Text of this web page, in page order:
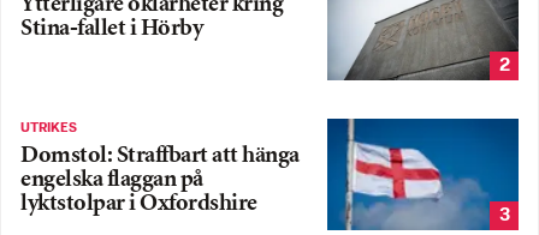
Ytterligare oklarheter kring
Stina-fallet i Hörby
2
UTRIKES
Domstol: Straffbart att hänga
engelska flaggan på
lyktstolpar i Oxfordshire
3